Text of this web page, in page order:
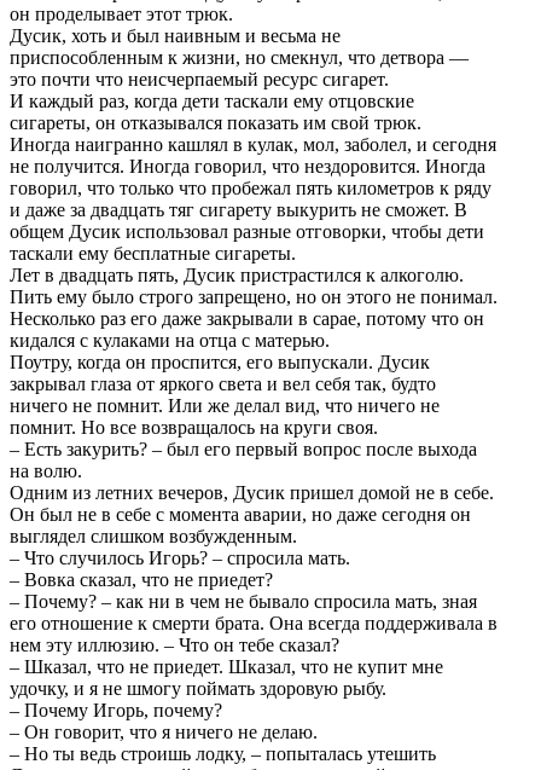
он проделывает этот трюк.
Дусик, хоть и был наивным и весьма не
приспособленным к жизни, но смекнул, что детвора —
это почти что неисчерпаемый ресурс сигарет.
И каждый раз, когда дети таскали ему отцовские
сигареты, он отказывался показать им свой трюк.
Иногда наигранно кашлял в кулак, мол, заболел, и сегодня
не получится. Иногда говорил, что нездоровится. Иногда
говорил, что только что пробежал пять километров к ряду
и даже за двадцать тяг сигарету выкурить не сможет. В
общем Дусик использовал разные отговорки, чтобы дети
таскали ему бесплатные сигареты.
Лет в двадцать пять, Дусик пристрастился к алкоголю.
Пить ему было строго запрещено, но он этого не понимал.
Несколько раз его даже закрывали в сарае, потому что он
кидался с кулаками на отца с матерью.
Поутру, когда он проспится, его выпускали. Дусик
закрывал глаза от яркого света и вел себя так, будто
ничего не помнит. Или же делал вид, что ничего не
помнит. Но все возвращалось на круги своя.
– Есть закурить? – был его первый вопрос после выхода
на волю.
Одним из летних вечеров, Дусик пришел домой не в себе.
Он был не в себе с момента аварии, но даже сегодня он
выглядел слишком возбужденным.
– Что случилось Игорь? – спросила мать.
– Вовка сказал, что не приедет?
– Почему? – как ни в чем не бывало спросила мать, зная
его отношение к смерти брата. Она всегда поддерживала в
нем эту иллюзию. – Что он тебе сказал?
– Шказал, что не приедет. Шказал, что не купит мне
удочку, и я не шмогу поймать здоровую рыбу.
– Почему Игорь, почему?
– Он говорит, что я ничего не делаю.
– Но ты ведь строишь лодку, – попыталась утешить